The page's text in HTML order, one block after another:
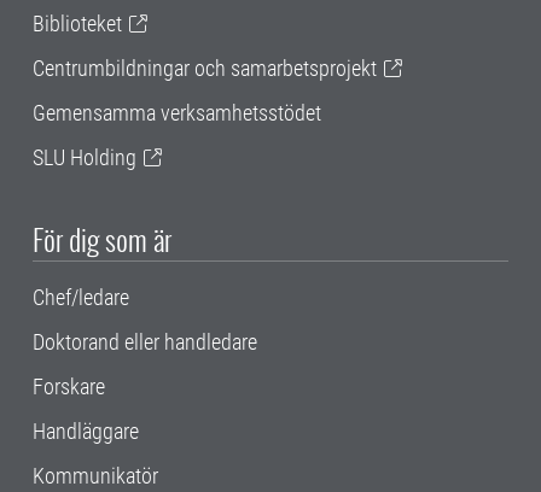
Biblioteket
Centrumbildningar och samarbetsprojekt
Gemensamma verksamhetsstödet
SLU Holding
För dig som är
Chef/ledare
Doktorand eller handledare
Forskare
Handläggare
Kommunikatör